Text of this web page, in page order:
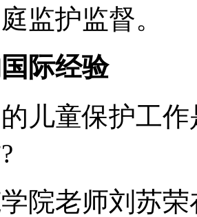
监护监督。
际经验
儿童保护工
院老师刘苏